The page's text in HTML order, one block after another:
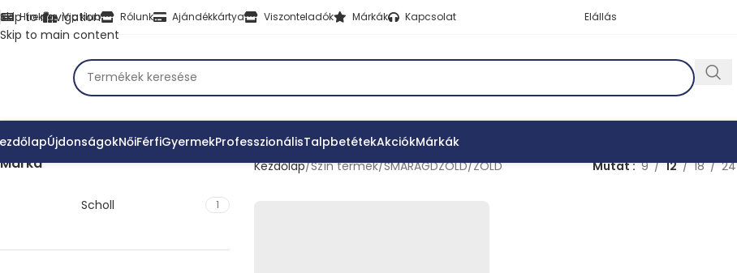
Skip to navigation
Skip to main content
Hírek Vip klub Rólunk Ajándékkártya Viszonteladók Márkák Kapcsolat Elállás
ÚjdonságokNőiFérfiGyermekProfesszionálisTalpbetétekAkciókMárkák
Márka
Scholl 1
Kezdőlap Szín termék SMARAGDZÖLD/ZÖLD Mutat 9 12 18 24